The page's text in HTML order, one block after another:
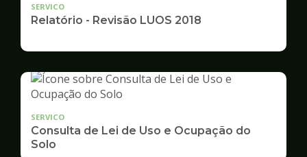
SERVICO
Relatório - Revisão LUOS 2018
SERVICO
Consulta de Lei de Uso e Ocupação do
Solo